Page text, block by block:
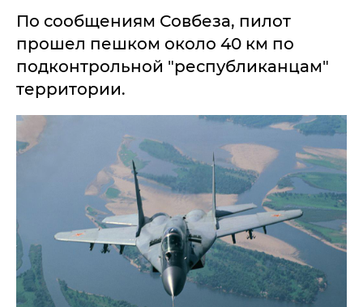
По сообщениям Совбеза, пилот
прошел пешком около 40 км по
подконтрольной "республиканцам"
территории.